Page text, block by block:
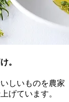
。
しいものを農家
げています。